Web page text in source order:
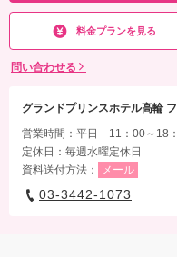
料金プランを見る
問い合わせる
グランドプリンスホテル高輪
営業時間：平日 11：00
定休日：毎週水曜定休日
資料送付方法：
メール
03-3442-1073